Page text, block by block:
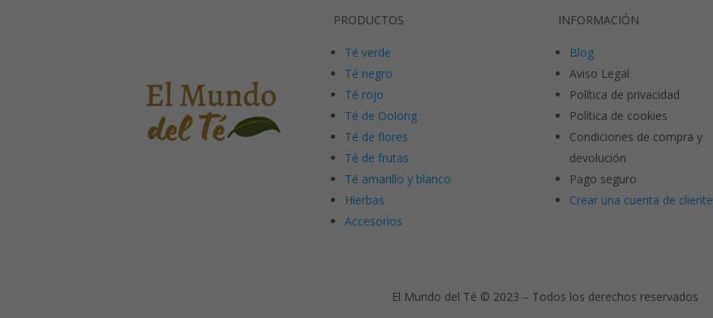
PRODUCTOS
Té verde
Té negro
Té rojo
Té de Oolong
Té de flores
Té de frutas
Té amarillo y blanco
Hierbas
Accesorios
INFORMACIÓN
Blog
Aviso Legal
Política de privacidad
Política de cookies
Condiciones de compra y
devolución
Pago seguro
Crear una cuenta de cliente
El Mundo del Té © 2023 – Todos los derechos reservados